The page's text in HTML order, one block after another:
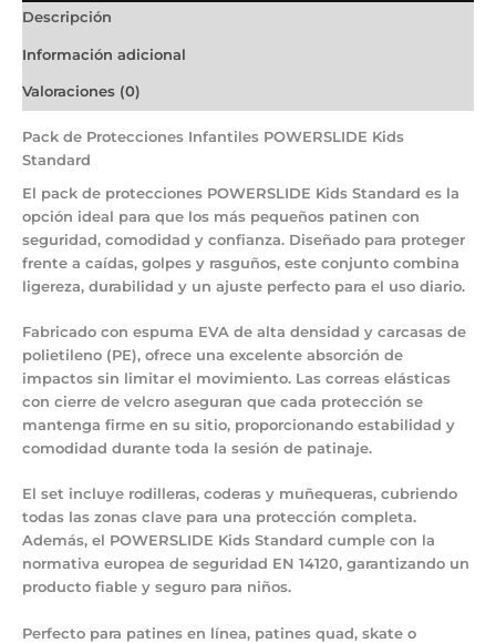
Descripción
Información adicional
Valoraciones (0)
Pack de Protecciones Infantiles POWERSLIDE Kids
Standard
El pack de protecciones POWERSLIDE Kids Standard es la
opción ideal para que los más pequeños patinen con
seguridad, comodidad y confianza. Diseñado para proteger
frente a caídas, golpes y rasguños, este conjunto combina
ligereza, durabilidad y un ajuste perfecto para el uso diario.
Fabricado con espuma EVA de alta densidad y carcasas de
polietileno (PE), ofrece una excelente absorción de
impactos sin limitar el movimiento. Las correas elásticas
con cierre de velcro aseguran que cada protección se
mantenga firme en su sitio, proporcionando estabilidad y
comodidad durante toda la sesión de patinaje.
El set incluye rodilleras, coderas y muñequeras, cubriendo
todas las zonas clave para una protección completa.
Además, el POWERSLIDE Kids Standard cumple con la
normativa europea de seguridad EN 14120, garantizando un
producto fiable y seguro para niños.
Perfecto para patines en línea, patines quad, skate o